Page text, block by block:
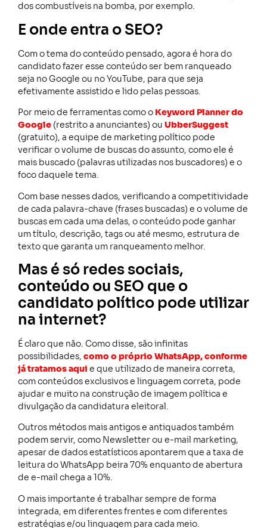
dos combustíveis na bomba, por exemplo.
E onde entra o SEO?
Com o tema do conteúdo pensado, agora é hora do
candidato fazer esse conteúdo ser bem ranqueado
seja no Google ou no YouTube, para que seja
efetivamente assistido e lido pelas pessoas.
Por meio de ferramentas como o Keyword Planner do
Google (restrito a anunciantes) ou UbberSuggest
(gratuito), a equipe de marketing político pode
verificar o volume de buscas do assunto, como ele é
mais buscado (palavras utilizadas nos buscadores) e o
foco daquele tema.
Com base nesses dados, verificando a competitividade
de cada palavra-chave (frases buscadas) e o volume de
buscas em cada uma delas, o conteúdo pode ganhar
um título, descrição, tags ou até mesmo, estrutura de
texto que garanta um ranqueamento melhor.
Mas é só redes sociais,
conteúdo ou SEO que o
candidato político pode utilizar
na internet?
É claro que não. Como disse, são infinitas
possibilidades, como o próprio WhatsApp, conforme
já tratamos aqui e que utilizado de maneira correta,
com conteúdos exclusivos e linguagem correta, pode
ajudar e muito na construção de imagem política e
divulgação da candidatura eleitoral.
Outros métodos mais antigos e antiquados também
podem servir, como Newsletter ou e-mail marketing,
apesar de dados estatísticos apontarem que a taxa de
leitura do WhatsApp beira 70% enquanto de abertura
de e-mail chega a 10%.
O mais importante é trabalhar sempre de forma
integrada, em diferentes frentes e com diferentes
estratégias e/ou linguagem para cada meio.